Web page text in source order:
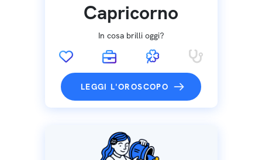
Capricorno
In cosa brilli oggi?
LEGGI L'OROSCOPO